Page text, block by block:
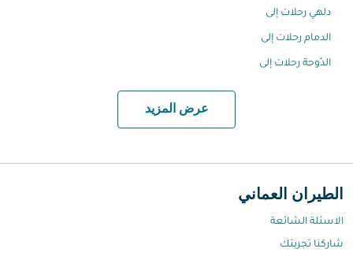
دلهي رحلات إلى
الدمام رحلات إلى
الدّوحة رحلات إلى
عرض المزيد
الطيران العماني
الاسئلة الشائعة
شاركنا تجربتك